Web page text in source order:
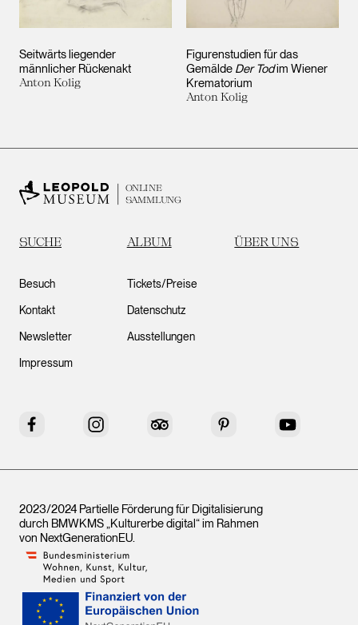
Seitwärts liegender
männlicher Rückenakt
Anton Kolig
Figurenstudien für das
Gemälde Der Todim Wiener
Krematorium
Anton Kolig
ONLINE
SAMMLUNG
SUCHE ALBUM ÜBER UNS
Besuch
Kontakt
Newsletter
Impressum
Tickets/Preise
Datenschutz
Ausstellungen
Facebook Instagram Tripadvisor Pinterest YouTube
2023/2024 Partielle Förderung für Digitalisierung
durch BMWKMS „Kulturerbe digital“ im Rahmen
von NextGenerationEU.